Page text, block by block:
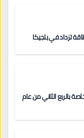
تزداد في بلجيكا
بالربع الثاني من عام